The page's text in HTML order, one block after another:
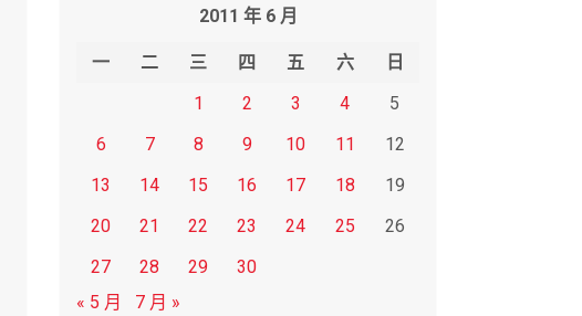
2011 年 6 月
一 二 三 四 五 六
日
1
2 3 4
5
6
7 8 9 10 11
12
13
14 15 16 17 18
19
20
21 22 23 24 25
26
27
28 29
30
« 5 月
7 月 »